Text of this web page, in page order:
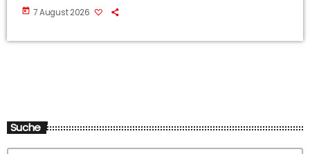
today 7 August 2026
Suche